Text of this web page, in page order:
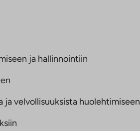
ja hallinnointiin
velvollisuuksista huolehtimiseen